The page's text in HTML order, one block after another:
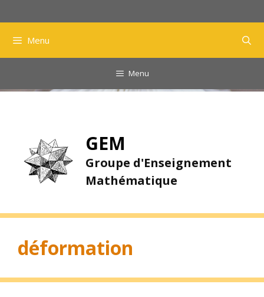
Menu
Menu
GEM
Groupe d'Enseignement
Mathématique
déformation